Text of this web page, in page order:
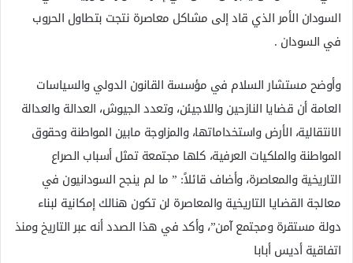
السودان الأمر الذي قاد إلى مشاكل معاصرة نتجت بتطاول الحروب
في السودان .
وأوضح مستشار السلام في مؤسسة القانون الدولي والسياسات
العامة أن قضايا النازحين واللاجيئن، وتعدد الجيوش، العدالة والعدالة
الانتقالية، الأرض واستخداماتها، والمزاوجة مابين المواطنة وحقوق
المواطنة والملكيات العرفية، كلها مجتمعة تمثل أسباب الصراع
التاريخية والمعاصرة، وأضاف قائلاً: ” ما لم ينجح السودانيون في
معالجة القضايا التاريخية والمعاصرة لن تكون هنالك إمكانية لبناء
دولة مستقرة ومجتمع آمن”، وأكد في هذا الصدد أنه عبر التاريخ ومنذ
اتفاقية أديس أبابا